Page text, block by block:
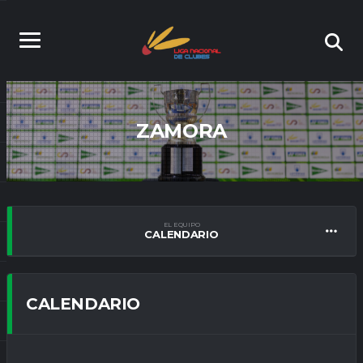
ZAMORA
EL EQUIPO
CALENDARIO
CALENDARIO